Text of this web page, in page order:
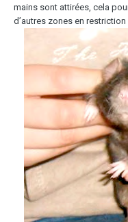
mains sont attirées, cela
d’autres zones en